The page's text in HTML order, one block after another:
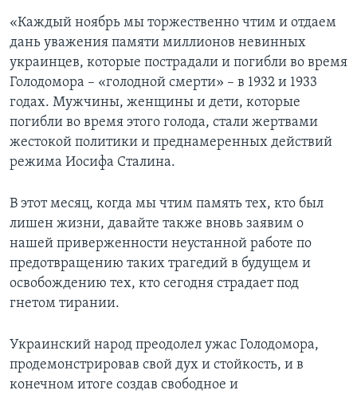
«Каждый ноябрь мы торжественно чтим и отдаем
дань уважения памяти миллионов невинных
украинцев, которые пострадали и погибли во время
Голодомора – «голодной смерти» – в 1932 и 1933
годах. Мужчины, женщины и дети, которые
погибли во время этого голода, стали жертвами
жестокой политики и преднамеренных действий
режима Иосифа Сталина.
В этот месяц, когда мы чтим память тех, кто был
лишен жизни, давайте также вновь заявим о
нашей приверженности неустанной работе по
предотвращению таких трагедий в будущем и
освобождению тех, кто сегодня страдает под
гнетом тирании.
Украинский народ преодолел ужас Голодомора,
продемонстрировав свой дух и стойкость, и в
конечном итоге создав свободное и